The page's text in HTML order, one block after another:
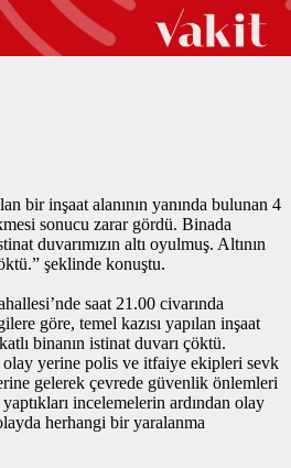
bir inşaat alanının yanında bulunan 4
sonucu zarar gördü. Binada
duvarımızın altı oyulmuş. Altının
şeklinde konuştu.
saat 21.00 civarında
göre, temel kazısı yapılan inşaat
binanın istinat duvarı çöktü.
olay yerine polis ve itfaiye ekipleri sevk
gelerek çevrede güvenlik önlemleri
incelemelerin ardından olay
herhangi bir yaralanma